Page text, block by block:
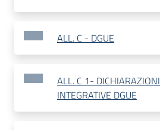
ALL. C - DGUE
ALL. C 1- DICHIARAZIONI
INTEGRATIVE DGUE